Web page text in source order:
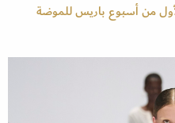
من أسبوع باريس للموضة